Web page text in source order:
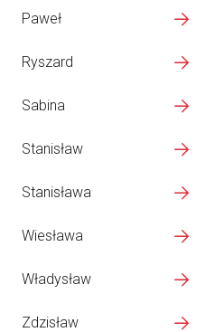
Paweł
Ryszard
Sabina
Stanisław
Stanisława
Wiesława
Władysław
Zdzisław